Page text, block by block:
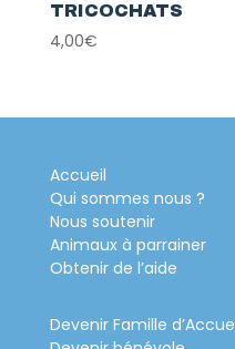
TRICOCHATS
4,00€
Accueil
Qui sommes nous ?
Nous soutenir
Animaux à parrainer
Obtenir de l’aide
Devenir Famille